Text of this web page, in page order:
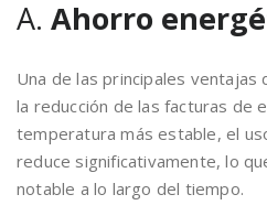
A. Ahorro
Una de las principales ventajas
la reducción de las facturas de
temperatura más estable, el
reduce significativamente, lo
notable a lo largo del tiempo.